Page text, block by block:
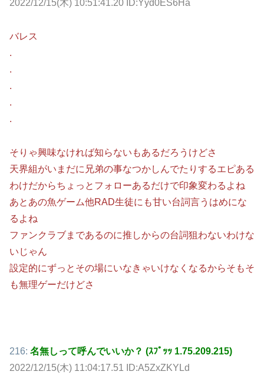
2022/12/15(木) 10:51:41.20 ID:Yyd0ES6Ha
バレス
.
.
.
.
.
そりゃ興味なければ知らないもあるだろうけどさ
天界組がいまだに兄弟の事なつかしんでたりするエピある
わけだからちょっとフォローあるだけで印象変わるよね
あとあの魚ゲーム他RAD生徒にも甘い台詞言うはめにな
るよね
ファンクラブまであるのに推しからの台詞狙わないわけな
いじゃん
設定的にずっとその場にいなきゃいけなくなるからそもそ
も無理ゲーだけどさ
216: 名無しって呼んでいいか？ (ｽﾌﾟｯｯ 1.75.209.215)
2022/12/15(木) 11:04:17.51 ID:A5ZxZKYLd